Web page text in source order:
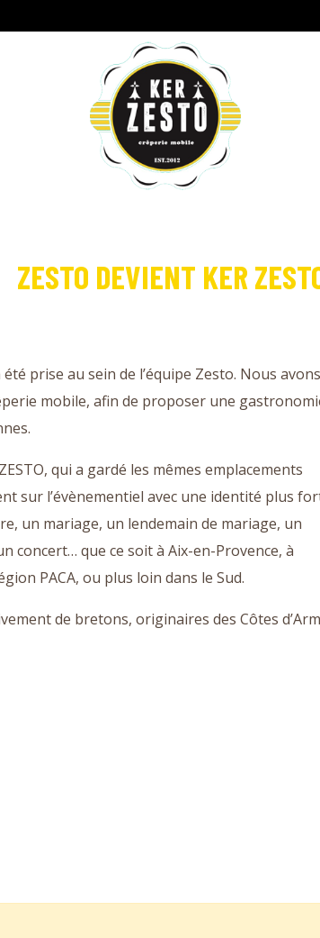
ZESTO DEVIENT KER
prise au sein de l’équipe Zesto. Nous avons
mobile, afin de proposer une
qui a gardé les mêmes emplacements
sur l’évènementiel avec une identité plus
un mariage, un lendemain de mariage, un
concert… que ce soit à Aix-en-Provence, à
PACA, ou plus loin dans le Sud.
de bretons, originaires des Côtes